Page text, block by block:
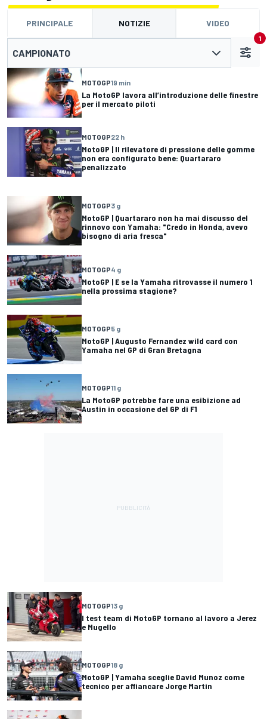
PRINCIPALE NOTIZIE VIDEO
CAMPIONATO
1
MOTOGP19 min
La MotoGP lavora all’introduzione delle finestre
per il mercato piloti
MOTOGP22 h
MotoGP | Il rilevatore di pressione delle gomme
non era configurato bene: Quartararo
penalizzato
MOTOGP3 g
MotoGP | Quartararo non ha mai discusso del
rinnovo con Yamaha: "Credo in Honda, avevo
bisogno di aria fresca"
MOTOGP4 g
MotoGP | E se la Yamaha ritrovasse il numero 1
nella prossima stagione?
MOTOGP5 g
MotoGP | Augusto Fernandez wild card con
Yamaha nel GP di Gran Bretagna
MOTOGP11 g
La MotoGP potrebbe fare una esibizione ad
Austin in occasione del GP di F1
MOTOGP13 g
I test team di MotoGP tornano al lavoro a Jerez
e Mugello
MOTOGP18 g
MotoGP | Yamaha sceglie David Munoz come
tecnico per affiancare Jorge Martin